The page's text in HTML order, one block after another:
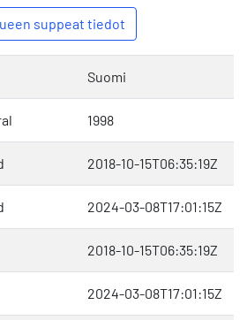
suppeat tiedot
Suomi
1998
2018-10-15T06:35:19Z
2024-03-08T17:01:15Z
2018-10-15T06:35:19Z
2024-03-08T17:01:15Z